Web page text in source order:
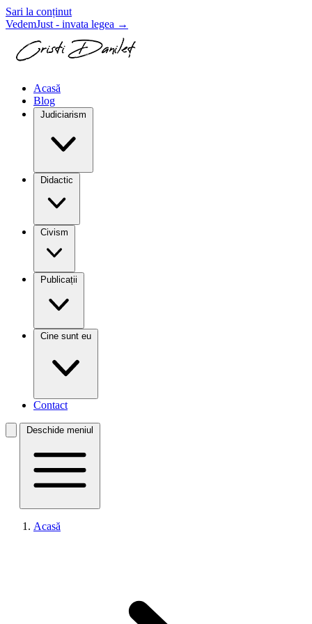
Sari la conținut
VedemJust - invata legea →
Acasă
Blog
Judiciarism
Didactic
Civism
Publicații
Cine sunt eu
Contact
Deschide meniul
Acasă